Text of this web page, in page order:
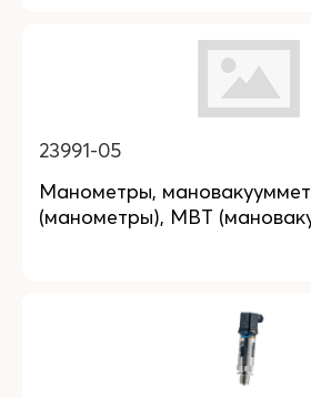
23991-05
Манометры,
(манометры), МВТ